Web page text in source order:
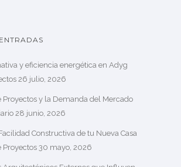
y eficiencia energética en Adyg
26 julio, 2026
Proyectos y la Demanda del Mercado
28 junio, 2026
Constructiva de tu Nueva Casa
Proyectos 30 mayo, 2026